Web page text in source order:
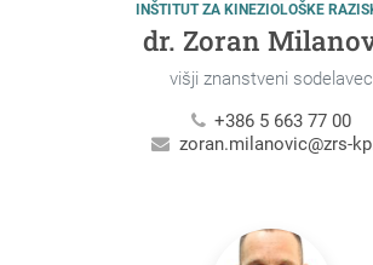
INŠTITUT ZA KINEZIOLOŠKE
dr. Zoran
višji znanstveni sodelavec
+386 5 663 77 00
zoran.milanovic@zrs-